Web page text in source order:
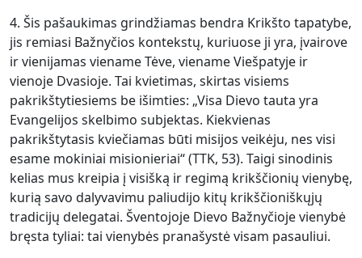
4. Šis pašaukimas grindžiamas bendra Krikšto tapatybe,
jis remiasi Bažnyčios kontekstų, kuriuose ji yra, įvairove
ir vienijamas viename Tėve, viename Viešpatyje ir
vienoje Dvasioje. Tai kvietimas, skirtas visiems
pakrikštytiesiems be išimties: „Visa Dievo tauta yra
Evangelijos skelbimo subjektas. Kiekvienas
pakrikštytasis kviečiamas būti misijos veikėju, nes visi
esame mokiniai misionieriai“ (TTK, 53). Taigi sinodinis
kelias mus kreipia į visišką ir regimą krikščionių vienybę,
kurią savo dalyvavimu paliudijo kitų krikščioniškųjų
tradicijų delegatai. Šventojoje Dievo Bažnyčioje vienybė
bręsta tyliai: tai vienybės pranašystė visam pasauliui.